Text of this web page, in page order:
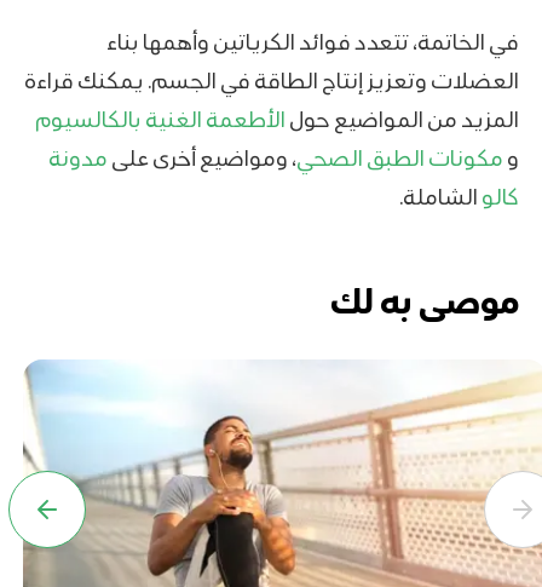
في الخاتمة، تتعدد فوائد الكرياتين وأهمها بناء
العضلات وتعزيز إنتاج الطاقة في الجسم. يمكنك قراءة
المزيد من المواضيع حول الأطعمة الغنية بالكالسيوم
و مكونات الطبق الصحي، ومواضيع أخرى على مدونة
كالو الشاملة.
موصى به لك